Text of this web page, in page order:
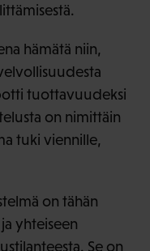
hämätä niin,
tuottavuudeksi
on nimittäin
tuki viennille,
on tähän
yhteiseen
Se on